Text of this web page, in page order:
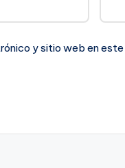
y sitio web en